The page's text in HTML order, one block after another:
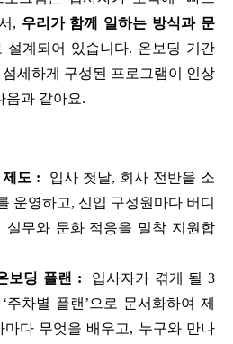
, 우리가 함께 일하는 방식과 문
설계되어 있습니다. 온보딩 기간
세하게 구성된 프로그램이 인상
음과 같아요.
도 : 입사 첫날, 회사 전반을 소
운영하고, 신입 구성원마다 버디
실무와 문화 적응을 밀착 지원합
보딩 플랜 : 입사자가 겪게 될 3
주차별 플랜’으로 문서화하여 제
마다 무엇을 배우고, 누구와 만나